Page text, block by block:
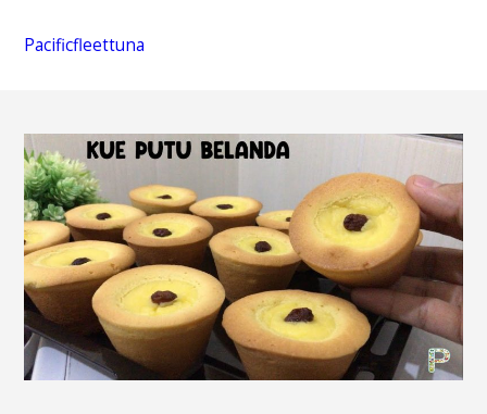
Pacificfleettuna